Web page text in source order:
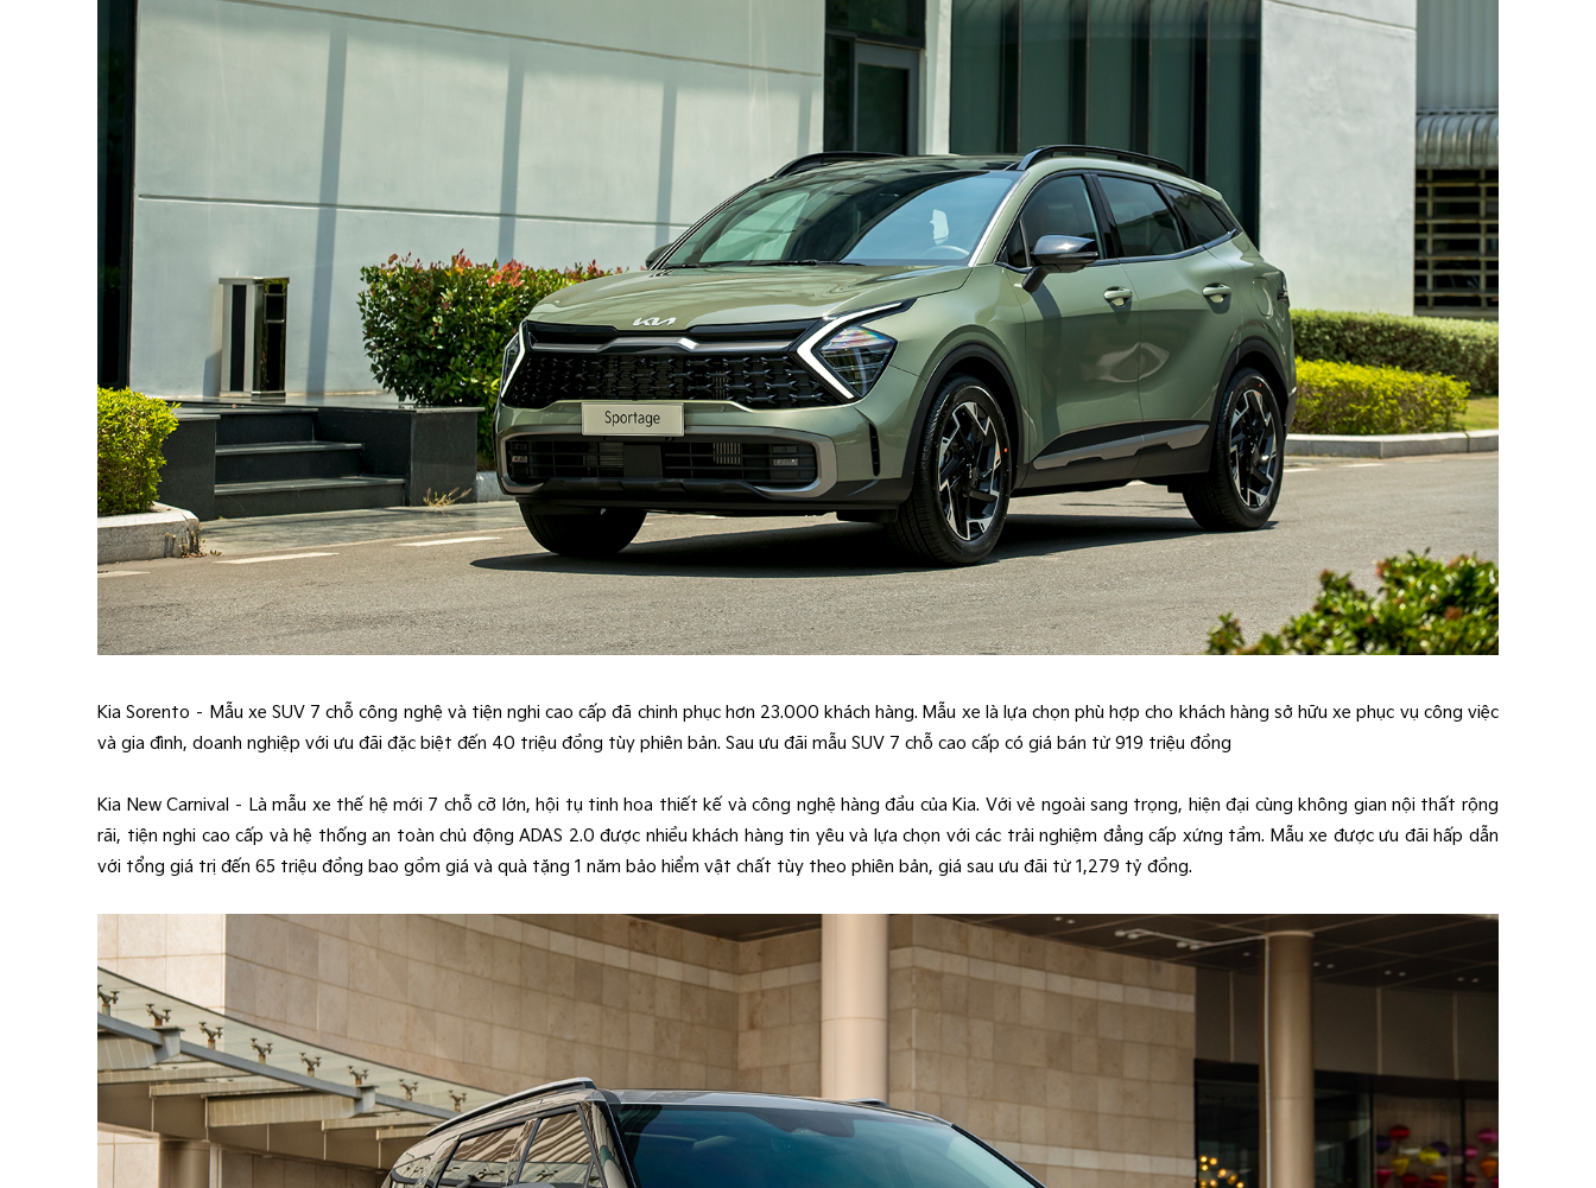
Kia Sorento – Mẫu xe SUV 7 chỗ công nghệ và tiện nghi cao cấp đã chinh phục hơn 23.000 khách hàng. Mẫu xe là lựa chọn phù hợp cho khách hàng sở hữu xe phục vụ công việc
và gia đình, doanh nghiệp với ưu đãi đặc biệt đến 40 triệu đồng tùy phiên bản. Sau ưu đãi mẫu SUV 7 chỗ cao cấp có giá bán từ 919 triệu đồng
Kia New Carnival – Là mẫu xe thế hệ mới 7 chỗ cỡ lớn, hội tụ tinh hoa thiết kế và công nghệ hàng đầu của Kia. Với vẻ ngoài sang trọng, hiện đại cùng không gian nội thất rộng
rãi, tiện nghi cao cấp và hệ thống an toàn chủ động ADAS 2.0 được nhiều khách hàng tin yêu và lựa chọn với các trải nghiệm đẳng cấp xứng tầm. Mẫu xe được ưu đãi hấp dẫn
với tổng giá trị đến 65 triệu đồng bao gồm giá và quà tặng 1 năm bảo hiểm vật chất tùy theo phiên bản, giá sau ưu đãi từ 1,279 tỷ đồng.